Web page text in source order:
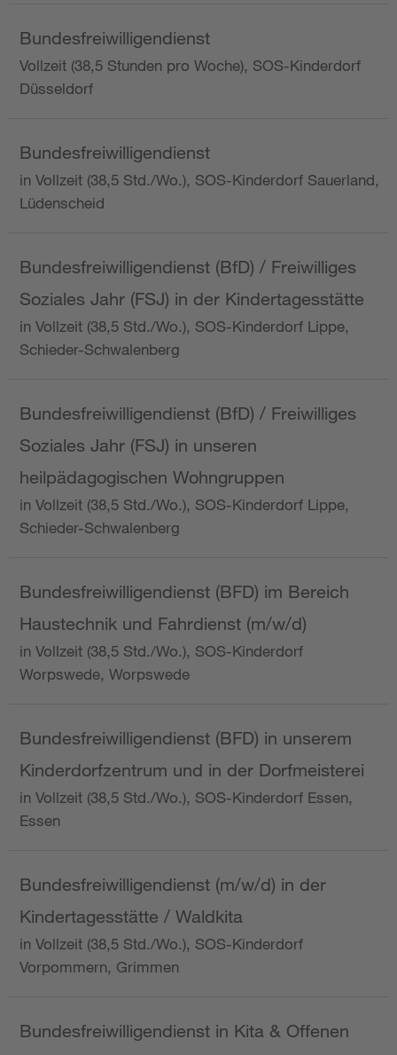
Bundesfreiwilligendienst
Vollzeit (38,5 Stunden pro Woche), SOS-Kinderdorf
Düsseldorf
Bundesfreiwilligendienst
in Vollzeit (38,5 Std./Wo.), SOS-Kinderdorf Sauerland,
Lüdenscheid
Bundesfreiwilligendienst (BfD) / Freiwilliges
Soziales Jahr (FSJ) in der Kindertagesstätte
in Vollzeit (38,5 Std./Wo.), SOS-Kinderdorf Lippe,
Schieder-Schwalenberg
Bundesfreiwilligendienst (BfD) / Freiwilliges
Soziales Jahr (FSJ) in unseren
heilpädagogischen Wohngruppen
in Vollzeit (38,5 Std./Wo.), SOS-Kinderdorf Lippe,
Schieder-Schwalenberg
Bundesfreiwilligendienst (BFD) im Bereich
Haustechnik und Fahrdienst (m/w/d)
in Vollzeit (38,5 Std./Wo.), SOS-Kinderdorf
Worpswede, Worpswede
Bundesfreiwilligendienst (BFD) in unserem
Kinderdorfzentrum und in der Dorfmeisterei
in Vollzeit (38,5 Std./Wo.), SOS-Kinderdorf Essen,
Essen
Bundesfreiwilligendienst (m/w/d) in der
Kindertagesstätte / Waldkita
in Vollzeit (38,5 Std./Wo.), SOS-Kinderdorf
Vorpommern, Grimmen
Bundesfreiwilligendienst in Kita & Offenen